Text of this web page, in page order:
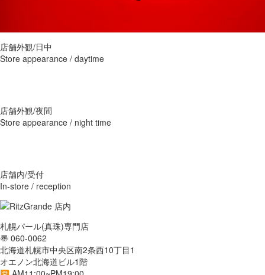
店舗外観/日中
Store appearance / daytime
店舗外観/夜間
Store appearance / night time
店舗内/受付
In-store / reception
札幌パール(真珠)専門店
〠 060-0062
北海道札幌市中央区南2条西10丁目1
オエノン北海道ビル1階